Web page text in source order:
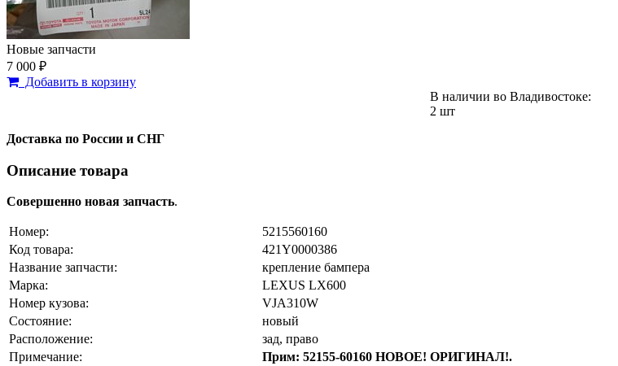
Новые запчасти
7 000 ₽
Добавить в корзину
В наличии во Владивостоке:
2 шт
Доставка по России и СНГ
Описание товара
Совершенно новая запчасть.
Номер:
5215560160
Код товара:
421Y0000386
Название запчасти:
крепление бампера
Марка:
LEXUS LX600
Номер кузова:
VJA310W
Состояние:
новый
Расположение:
зад, право
Примечание:
Прим: 52155-60160 НОВОЕ! ОРИГИНАЛ!.